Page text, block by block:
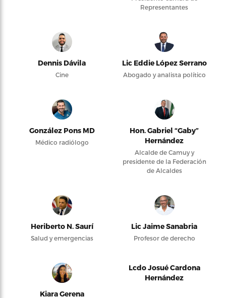
Representantes
Dennis Dávila
Cine
Lic Eddie López Serrano
Abogado y analista político
González Pons MD
Médico radiólogo
Hon. Gabriel “Gaby”
Hernández
Alcalde de Camuy y
presidente de la Federación
de Alcaldes
Heriberto N. Saurí
Salud y emergencias
Lic Jaime Sanabria
Profesor de derecho
Kiara Gerena
Lcdo Josué Cardona
Hernández